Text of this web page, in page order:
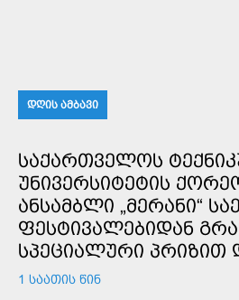
ᲓᲦᲘᲡ ᲐᲛᲑᲐᲕᲘ
ᲡᲐᲥᲐᲠᲗᲕᲔᲚᲝᲡ
ᲣᲜᲘᲕᲔᲠᲡᲘᲢᲔᲢᲘᲡ
ᲐᲜᲡᲐᲛᲑᲚᲘ „ᲛᲔᲠᲐᲜᲘ“
ᲤᲔᲡᲢᲘᲕᲐᲚᲔᲑᲘᲓᲐᲜ
ᲡᲞᲔᲪᲘᲐᲚᲣᲠᲘ ᲞᲠᲘᲖᲘᲗ
1 ᲡᲐᲐᲗᲘᲡ ᲬᲘᲜ